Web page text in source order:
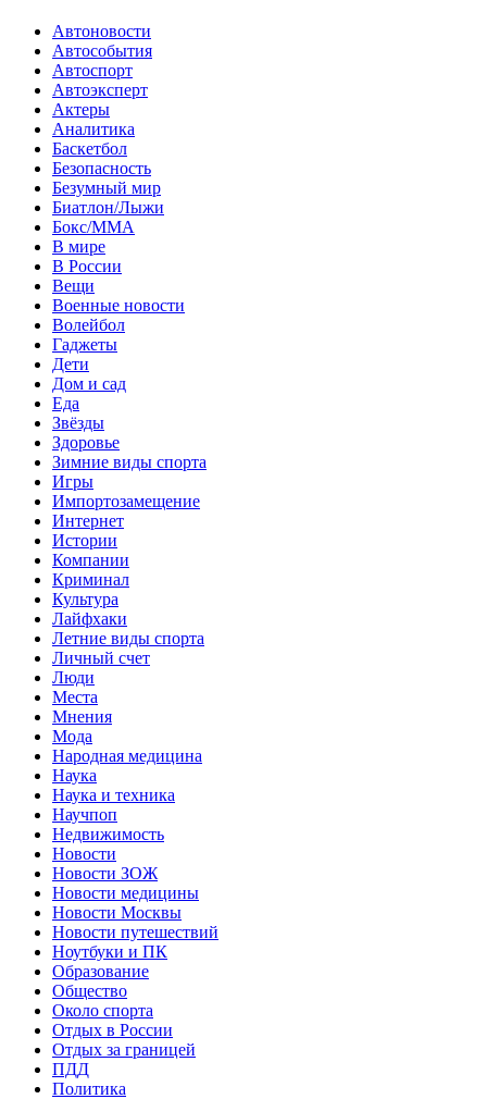
Автоновости
Автособытия
Автоспорт
Автоэксперт
Актеры
Аналитика
Баскетбол
Безопасность
Безумный мир
Биатлон/Лыжи
Бокс/MMA
В мире
В России
Вещи
Военные новости
Волейбол
Гаджеты
Дети
Дом и сад
Еда
Звёзды
Здоровье
Зимние виды спорта
Игры
Импортозамещение
Интернет
Истории
Компании
Криминал
Культура
Лайфхаки
Летние виды спорта
Личный счет
Люди
Места
Мнения
Мода
Народная медицина
Наука
Наука и техника
Научпоп
Недвижимость
Новости
Новости ЗОЖ
Новости медицины
Новости Москвы
Новости путешествий
Ноутбуки и ПК
Образование
Общество
Около спорта
Отдых в России
Отдых за границей
ПДД
Политика